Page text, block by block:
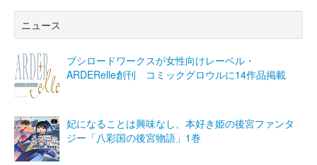
ニュース
ブシロードワークスが女性向けレーベル・
ARDERelle創刊 コミックグロウルに14作品掲載
妃になることは興味なし、本好き姫の後宮ファンタ
ジー「八彩国の後宮物語」1巻